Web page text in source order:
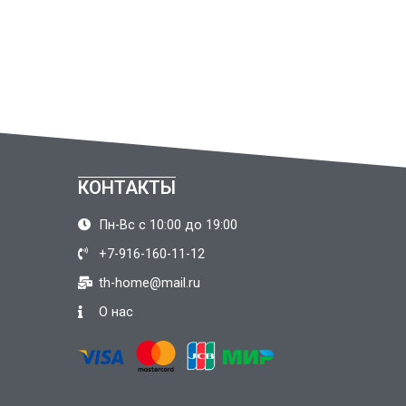
КОНТАКТЫ
Пн-Вс с 10:00 до 19:00
+7-916-160-11-12
th-home@mail.ru
О нас